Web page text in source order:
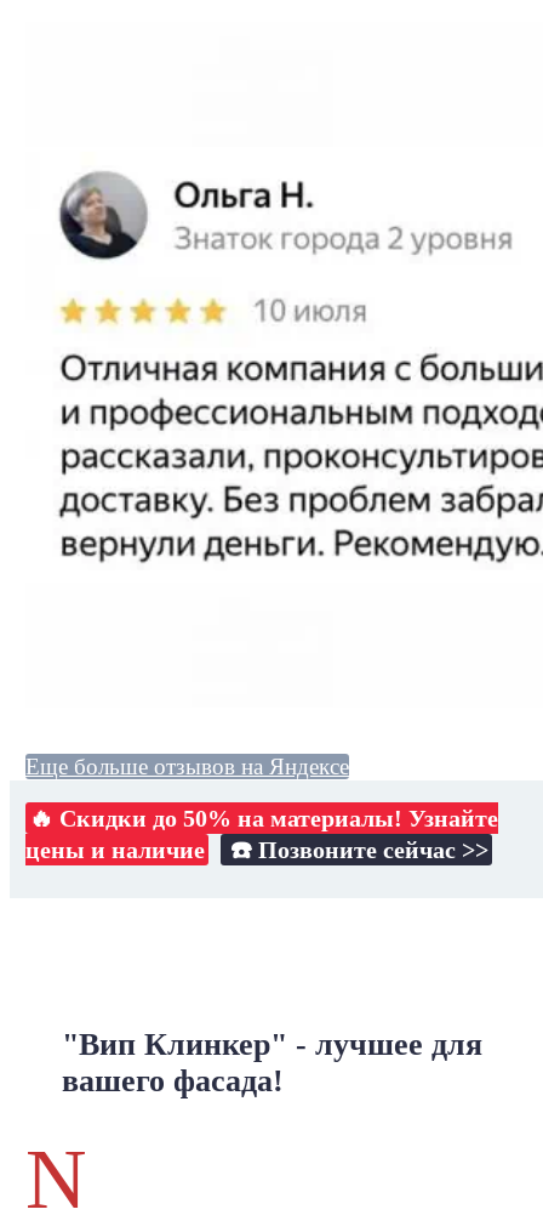
Еще больше отзывов на Яндексе
🔥 Скидки до 50% на материалы! Узнайте
цены и наличие
☎️ Позвоните сейчас >>
"Вип Клинкер" - лучшее для
вашего фасада!
N